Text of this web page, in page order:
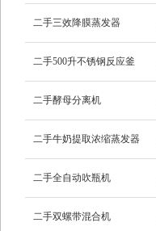
二手三效降膜蒸发器
二手500升不锈钢反应釜
二手酵母分离机
二手牛奶提取浓缩蒸发器
二手全自动吹瓶机
二手双螺带混合机